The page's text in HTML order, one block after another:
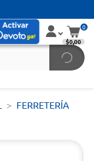
0
$0,00
FERRETERÍA